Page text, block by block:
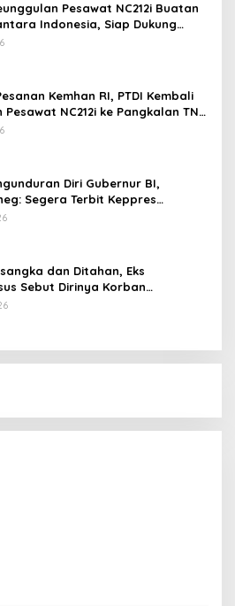
Pesawat NC212i Buatan
Indonesia, Siap Dukung
Operasi TNI
Kemhan RI, PTDI Kembali
Pesawat NC212i ke Pangkalan TNI
Diri Gubernur BI,
Segera Terbit Keppres
dengan Hormat
dan Ditahan, Eks
Sebut Dirinya Korban